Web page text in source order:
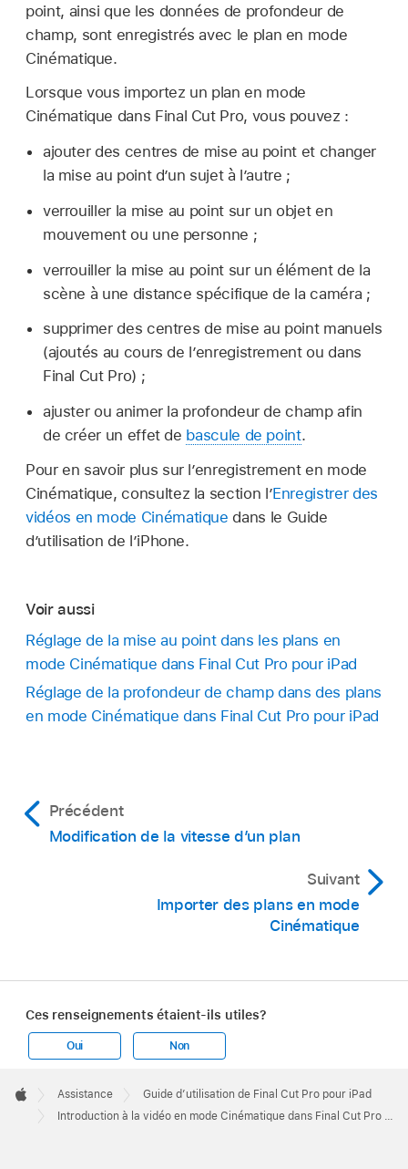
point, ainsi que les données de profondeur de
champ, sont enregistrés avec le plan en mode
Cinématique.
Lorsque vous importez un plan en mode
Cinématique dans Final Cut Pro, vous pouvez :
ajouter des centres de mise au point et changer
la mise au point d’un sujet à l’autre ;
verrouiller la mise au point sur un objet en
mouvement ou une personne ;
verrouiller la mise au point sur un élément de la
scène à une distance spécifique de la caméra ;
supprimer des centres de mise au point manuels
(ajoutés au cours de l’enregistrement ou dans
Final Cut Pro) ;
ajuster ou animer la profondeur de champ afin
de créer un effet de bascule de point.
Pour en savoir plus sur l’enregistrement en mode
Cinématique, consultez la section l’Enregistrer des
vidéos en mode Cinématique dans le Guide
d’utilisation de l’iPhone.
Voir aussi
Réglage de la mise au point dans les plans en
mode Cinématique dans Final Cut Pro pour iPad
Réglage de la profondeur de champ dans des plans
en mode Cinématique dans Final Cut Pro pour iPad
Précédent
Modification de la vitesse d’un plan
Suivant
Importer des plans en mode
Cinématique
Ces renseignements étaient-ils utiles?
Oui Non
Footer

Apple
Assistance
Guide d’utilisation de Final Cut Pro pour iPad
Introduction à la vidéo en mode Cinématique dans Final Cut Pro pour iPad